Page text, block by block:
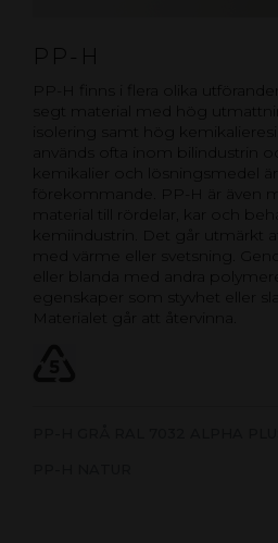
PP-H
PP-H finns i flera olika
segt material med hög
isolering samt hög
används ofta inom bilindustrin
kemikalier och lösningsmedel
förekommande. PP-H är även
material till rördelar, kar och
kemiindustrin. Det går utmärkt
med värme eller svetsning.
eller blanda med andra
egenskaper som styvhet eller
Materialet går att återvinna.